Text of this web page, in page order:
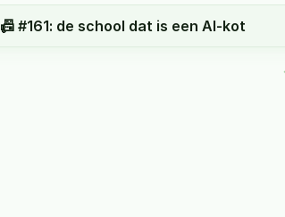
📠 #161: de school dat is een AI-kot